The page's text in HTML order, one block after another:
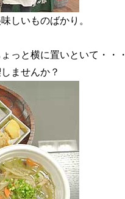
しいものばかり。
っと横に置いといて・・・
ませんか？